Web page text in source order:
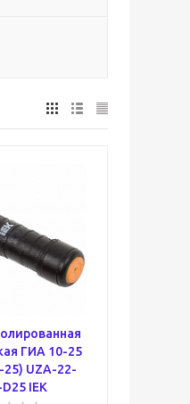
ГИА 10-25
25) UZA-22-
IEK